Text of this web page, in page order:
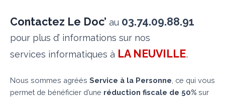
Contactez Le Doc’ au 03.74.09.88.91
pour plus d’ informations sur nos
services informatiques à LA NEUVILLE.
Nous sommes agréés Service à la Personne , ce qui vous
permet de bénéficier d’une réduction fiscale de 50% sur